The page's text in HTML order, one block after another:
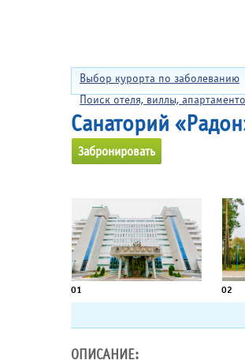
Выбор курорта по заболеванию
Поиск отеля, виллы,
Санаторий
Забронировать
01 02
ОПИСАНИЕ: